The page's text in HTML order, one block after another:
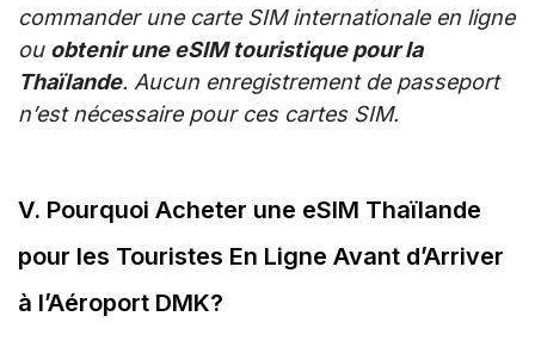
commander une carte SIM internationale en ligne
ou obtenir une eSIM touristique pour la
Thaïlande. Aucun enregistrement de passeport
n’est nécessaire pour ces cartes SIM.
V. Pourquoi Acheter une eSIM Thaïlande
pour les Touristes En Ligne Avant d’Arriver
à l’Aéroport DMK?